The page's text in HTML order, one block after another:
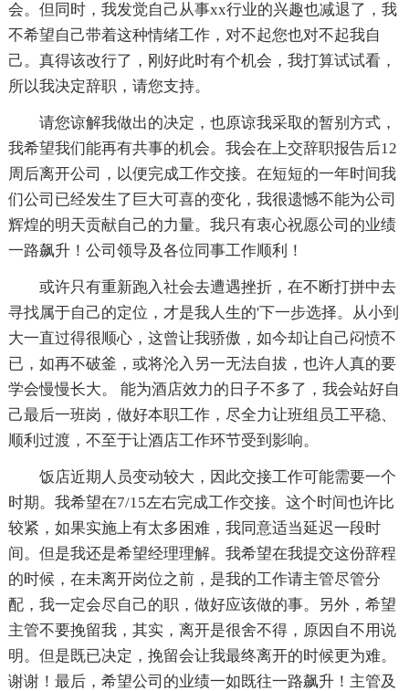
会。但同时，我发觉自己从事xx行业的兴趣也减退了，我
不希望自己带着这种情绪工作，对不起您也对不起我自
己。真得该改行了，刚好此时有个机会，我打算试试看，
所以我决定辞职，请您支持。
请您谅解我做出的决定，也原谅我采取的暂别方式，
我希望我们能再有共事的机会。我会在上交辞职报告后12
周后离开公司，以便完成工作交接。在短短的一年时间我
们公司已经发生了巨大可喜的变化，我很遗憾不能为公司
辉煌的明天贡献自己的力量。我只有衷心祝愿公司的业绩
一路飙升！公司领导及各位同事工作顺利！
或许只有重新跑入社会去遭遇挫折，在不断打拼中去
寻找属于自己的定位，才是我人生的'下一步选择。从小到
大一直过得很顺心，这曾让我骄傲，如今却让自己闷愤不
已，如再不破釜，或将沦入另一无法自拔，也许人真的要
学会慢慢长大。 能为酒店效力的日子不多了，我会站好自
己最后一班岗，做好本职工作，尽全力让班组员工平稳、
顺利过渡，不至于让酒店工作环节受到影响。
饭店近期人员变动较大，因此交接工作可能需要一个
时期。我希望在7/15左右完成工作交接。这个时间也许比
较紧，如果实施上有太多困难，我同意适当延迟一段时
间。但是我还是希望经理理解。我希望在我提交这份辞程
的时候，在未离开岗位之前，是我的工作请主管尽管分
配，我一定会尽自己的职，做好应该做的事。另外，希望
主管不要挽留我，其实，离开是很舍不得，原因自不用说
明。但是既已决定，挽留会让我最终离开的时候更为难。
谢谢！最后，希望公司的业绩一如既往一路飙升！主管及